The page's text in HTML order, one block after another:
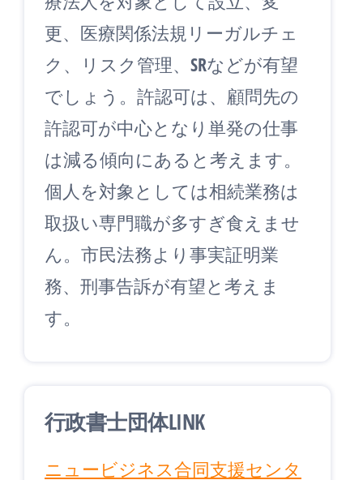
更、医療関係法規リーガルチェ
ク、リスク管理、SRなどが有望
でしょう。許認可は、顧問先の
許認可が中心となり単発の仕事
は減る傾向にあると考えます。
個人を対象としては相続業務は
取扱い専門職が多すぎ食えませ
ん。市民法務より事実証明業
務、刑事告訴が有望と考えま
す。
行政書士団体LINK
ニュービジネス合同支援センタ